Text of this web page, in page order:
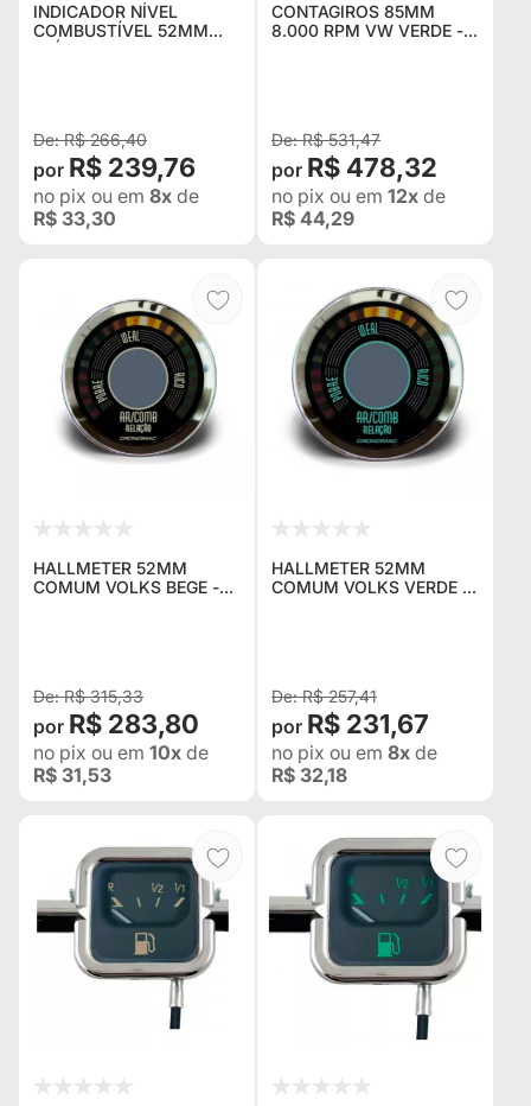
INDICADOR NÍVEL
COMBUSTÍVEL 52MM
ELÉTRICO VERDE VW -
R$ 266,40
R$ 239,76
no pix ou em 8x de
R$ 33,30
CONTAGIROS 85MM
8.000 RPM VW VERDE -
R$ 531,47
R$ 478,32
no pix ou em 12x de
R$ 44,29
HALLMETER 52MM
COMUM VOLKS BEGE -
R$ 315,33
R$ 283,80
no pix ou em 10x de
R$ 31,53
HALLMETER 52MM
COMUM VOLKS VERDE -
R$ 257,41
R$ 231,67
no pix ou em 8x de
R$ 32,18